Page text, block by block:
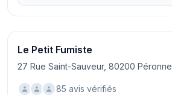
Le Petit Fumiste
27 Rue Saint-Sauveur, 80200 Péronne
85 avis vérifiés